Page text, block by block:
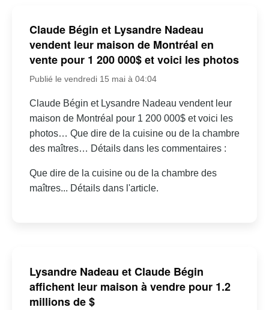
Claude Bégin et Lysandre Nadeau
vendent leur maison de Montréal en
vente pour 1 200 000$ et voici les photos
Publié le vendredi 15 mai à 04:04
Claude Bégin et Lysandre Nadeau vendent leur
maison de Montréal pour 1 200 000$ et voici les
photos… Que dire de la cuisine ou de la chambre
des maîtres… Détails dans les commentaires :
Que dire de la cuisine ou de la chambre des
maîtres... Détails dans l'article.
Lysandre Nadeau et Claude Bégin
affichent leur maison à vendre pour 1.2
millions de $